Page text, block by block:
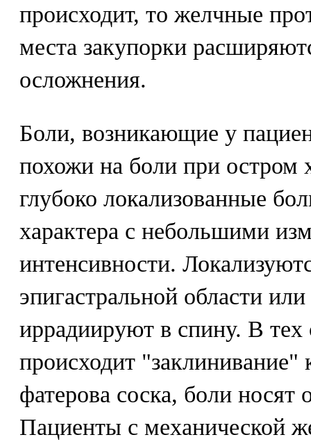
происходит, то желчные
места закупорки
осложнения.
Боли, возникающие у
похожи на боли при остром
глубоко локализованные
характера с небольшими
интенсивности.
эпигастральной области
иррадиируют в спину. В тех
происходит
фатерова соска, боли
Пациенты с механической